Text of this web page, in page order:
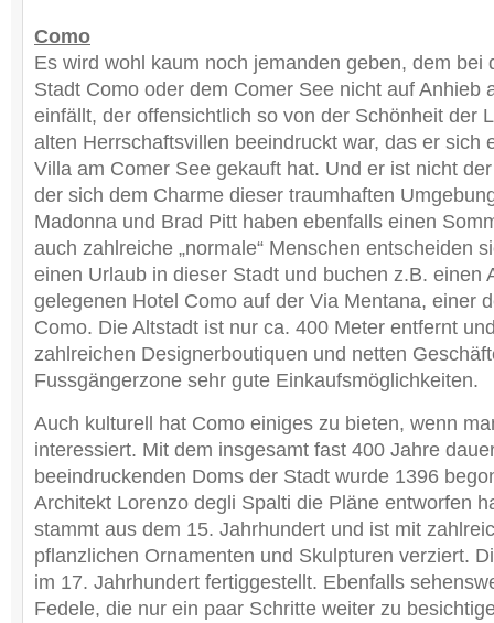
Como
Es wird wohl kaum noch jemanden geben, dem bei
Stadt Como oder dem Comer See nicht auf Anhieb
einfällt, der offensichtlich so von der Schönheit der
alten Herrschaftsvillen beeindruckt war, das er sich
Villa am Comer See gekauft hat. Und er ist nicht
der sich dem Charme dieser traumhaften
Madonna und Brad Pitt haben ebenfalls einen
auch zahlreiche „normale“ Menschen entscheiden
einen Urlaub in dieser Stadt und buchen z.B. einen
gelegenen Hotel Como auf der Via Mentana, einer
Como. Die Altstadt ist nur ca. 400 Meter entfernt
zahlreichen Designerboutiquen und netten
Fussgängerzone sehr gute Einkaufsmöglichkeiten.
Auch kulturell hat Como einiges zu bieten, wenn
interessiert. Mit dem insgesamt fast 400 Jahre
beeindruckenden Doms der Stadt wurde 1396
Architekt Lorenzo degli Spalti die Pläne entworfen
stammt aus dem 15. Jahrhundert und ist mit
pflanzlichen Ornamenten und Skulpturen verziert.
im 17. Jahrhundert fertiggestellt. Ebenfalls
Fedele, die nur ein paar Schritte weiter zu